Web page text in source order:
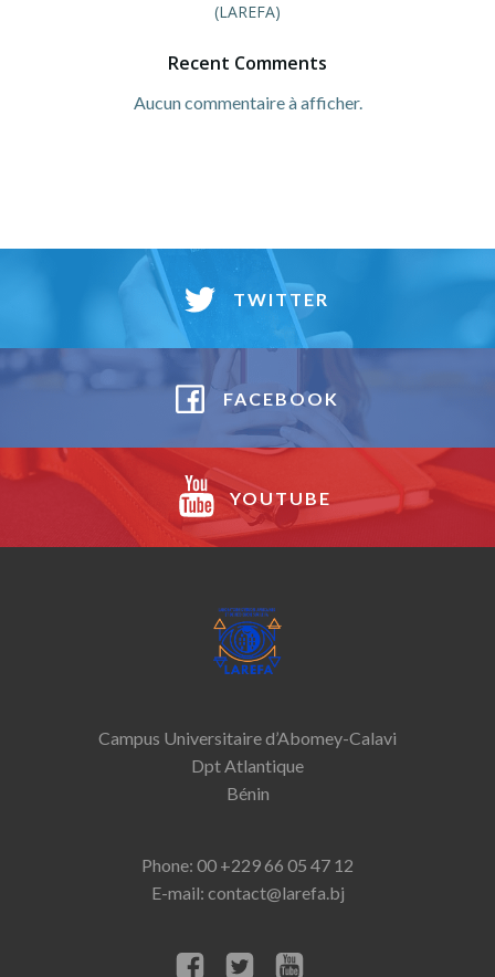
(LAREFA)
Recent Comments
Aucun commentaire à afficher.
TWITTER
FACEBOOK
YOUTUBE
Campus Universitaire d’Abomey-­Calavi
Dpt Atlantique
Bénin
Phone: 00 +229 66 05 47 12
E-mail: contact@larefa.bj